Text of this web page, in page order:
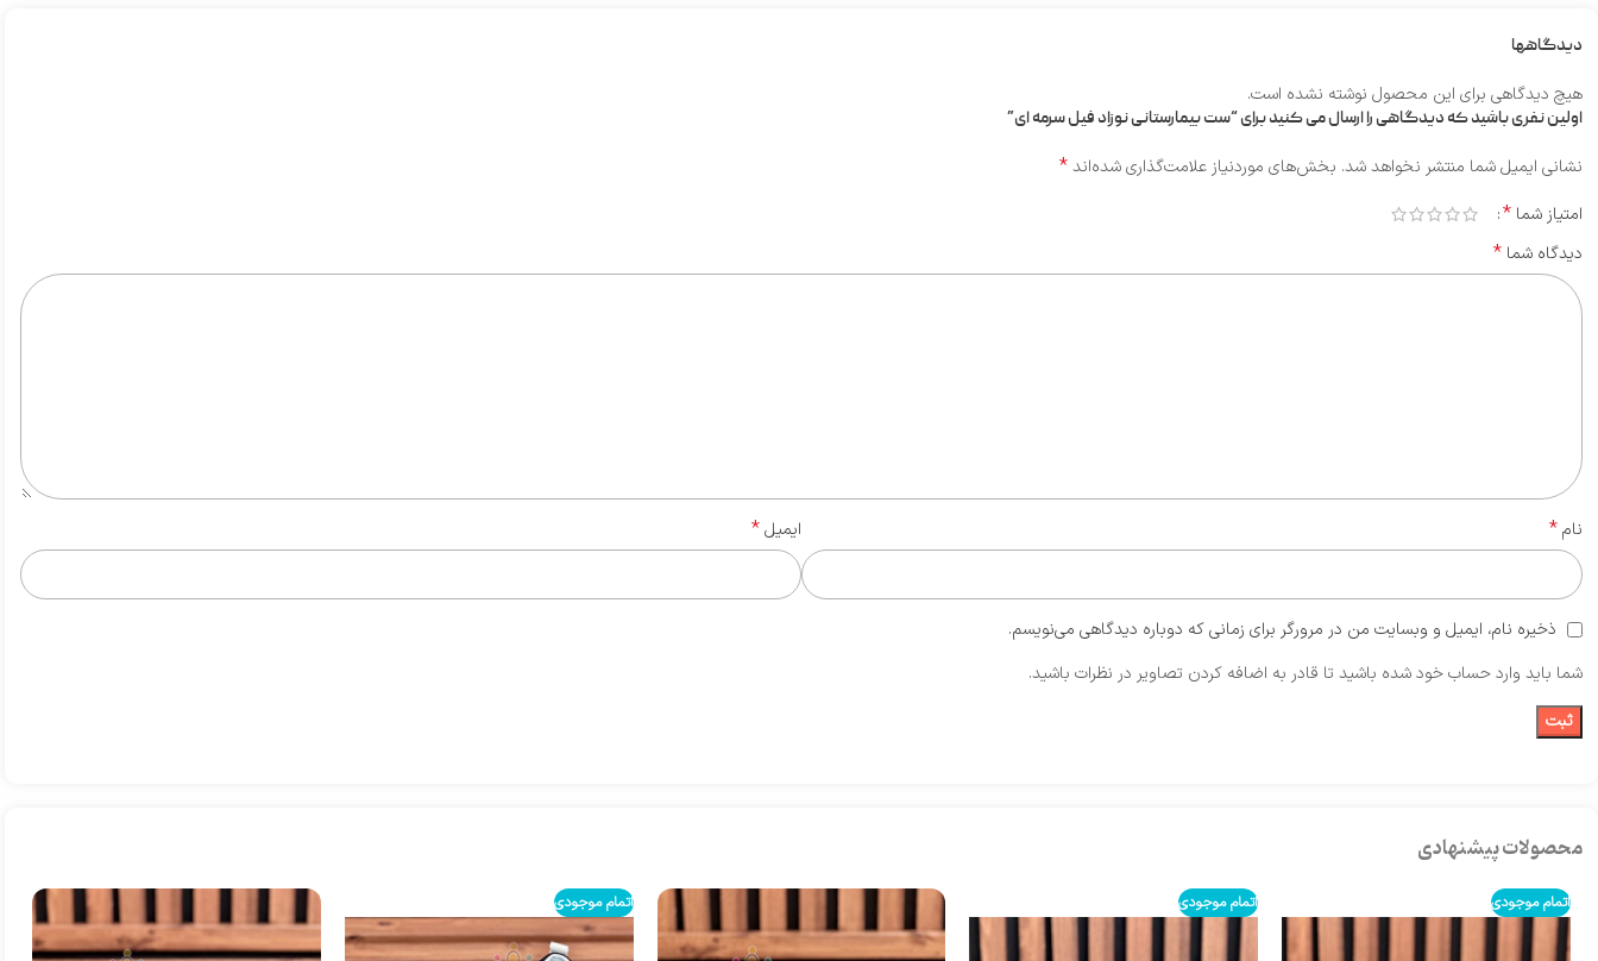
دیدگاهها
هیچ دیدگاهی برای این محصول نوشته نشده است.
اولین نفری باشید که دیدگاهی را ارسال می کنید برای “ست بیمارستانی نوزاد فیل سرمه ای”
نشانی ایمیل شما منتشر نخواهد شد. بخش‌های موردنیاز علامت‌گذاری شده‌اند*
امتیاز شما *
دیدگاه شما *
نام* ایمیل*
ذخیره نام، ایمیل و وبسایت من در مرورگر برای زمانی که دوباره دیدگاهی می‌نویسم.
شما باید وارد حساب خود شده باشید تا قادر به اضافه کردن تصاویر در نظرات باشید.
محصولات پیشنهادی
اتمام موجودی اتمام موجودی اتمام موجودی